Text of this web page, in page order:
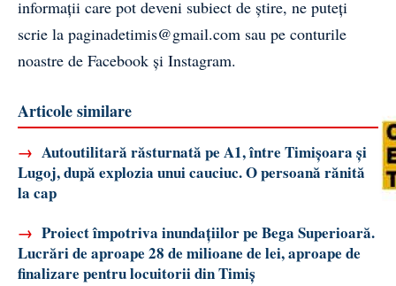
informații care pot deveni subiect de știre, ne puteți
scrie la paginadetimis@gmail.com sau pe conturile
noastre de Facebook și Instagram.
Articole similare
→ Autoutilitară răsturnată pe A1, între Timișoara și
Lugoj, după explozia unui cauciuc. O persoană rănită
la cap
→ Proiect împotriva inundațiilor pe Bega Superioară.
Lucrări de aproape 28 de milioane de lei, aproape de
finalizare pentru locuitorii din Timiș